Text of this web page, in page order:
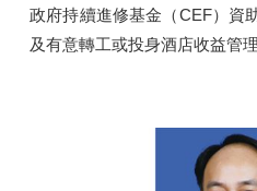
政府持續進修基金（CEF）資
及有意轉工或投身酒店收益管